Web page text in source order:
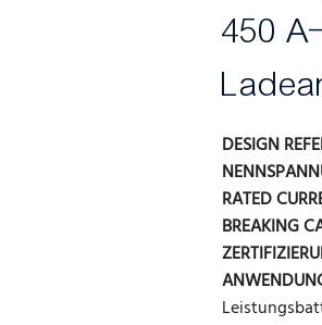
450
DESIGN
RATED
BREAKING